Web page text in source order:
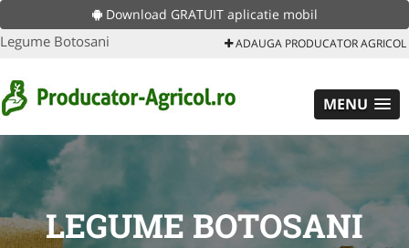
Download GRATUIT aplicatie mobil
Legume Botosani ADAUGA PRODUCATOR AGRICOL
MENU
LEGUME BOTOSANI